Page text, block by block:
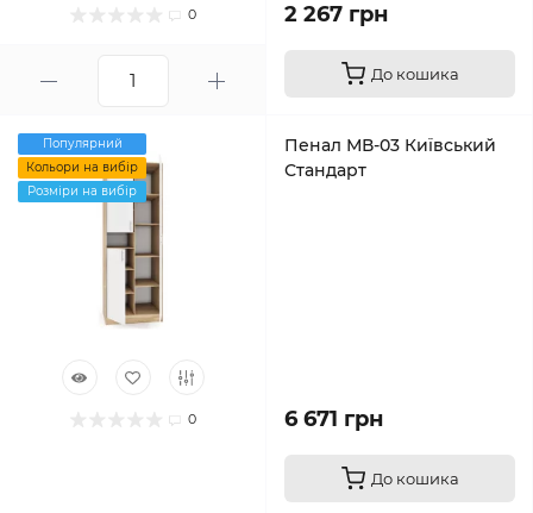
0 2 267 грн
До кошика
Популярний
Кольори на вибір
Розміри на вибір
0
Пенал МВ-03 Київський
Стандарт
6 671 грн
До кошика